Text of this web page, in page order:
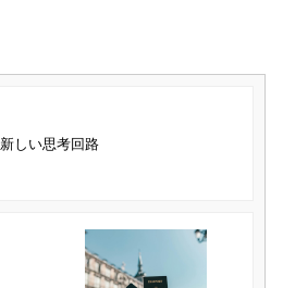
新しい思考回路